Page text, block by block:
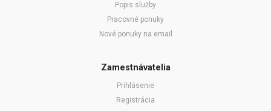
Popis služby
Pracovné ponuky
Nové ponuky na email
Zamestnávatelia
Prihlásenie
Registrácia